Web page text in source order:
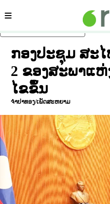
ໝວດ
ກອງປະຊຸມ ສະ
2 ຂອງສະພາແ
ໄຂຂຶ້ນ
ຈຳປາທອງ/ເພັດສະຫຍາມ